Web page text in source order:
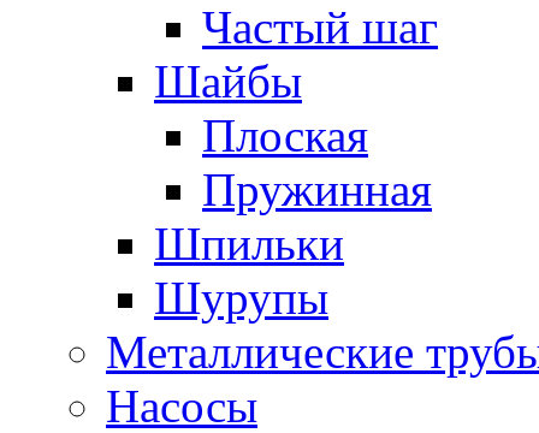
Частый шаг
Шайбы
Плоская
Пружинная
Шпильки
Шурупы
Металлические
Насосы